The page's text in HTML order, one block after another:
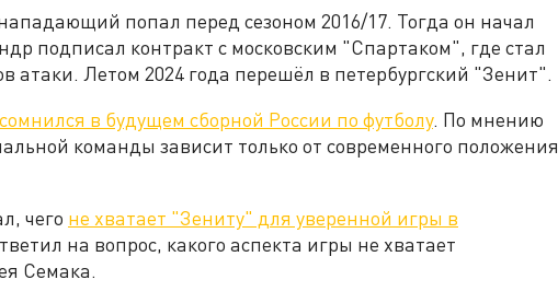
попал перед сезоном 2016/17. Тогда он начал
подписал контракт с московским "Спартаком", где стал
атаки. Летом 2024 года перешёл в петербургский "Зенит".
в будущем сборной России по футболу. По мнению
команды зависит только от современного положения
чего не хватает "Зениту" для уверенной игры в
на вопрос, какого аспекта игры не хватает
Семака.